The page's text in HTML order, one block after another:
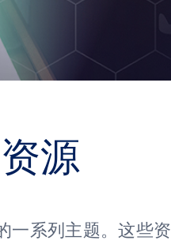
源
一系列主题。这些资